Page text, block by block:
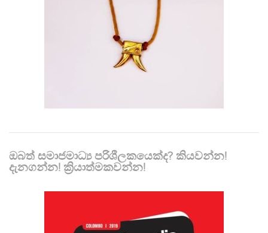
ඔබත් සමාජමාධ්‍ය පරිශීලකයෙක්ද? කියවන්න!
දැනගන්න! ක්‍රියාත්මකවන්න!